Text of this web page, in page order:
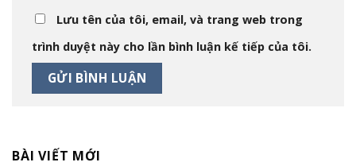
Lưu tên của tôi, email, và trang web trong
trình duyệt này cho lần bình luận kế tiếp của tôi.
BÀI VIẾT MỚI